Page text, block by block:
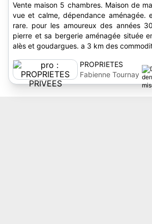
Vente maison 5 chambres. Maison de
vue et calme, dépendance aménagée. en exclusivité, bien
rare. pour les amoureux des années 30, cette maison en
pierre et sa bergerie aménagée située
alès et goudargues. a 3 km des
PROPRIETES
PRIVEES
Fabienne Tournay